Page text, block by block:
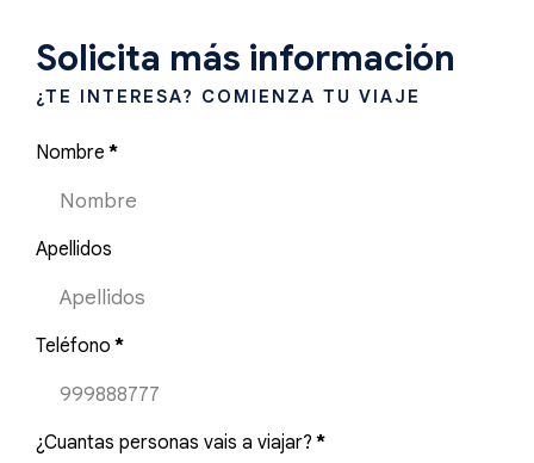
Solicita más información
¿TE INTERESA? COMIENZA TU VIAJE
Nombre *
Apellidos
Teléfono *
¿Cuantas personas vais a viajar? *